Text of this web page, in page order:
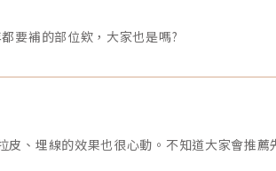
要補的部位欸，大家也是嗎?
、埋線的效果也很心動。不知道大家會推薦